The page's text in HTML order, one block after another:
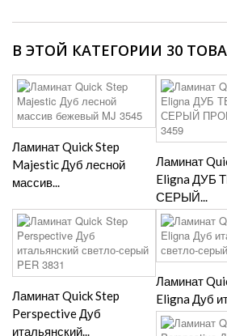
В ЭТОЙ КАТЕГОРИИ 30
Ламинат Quick Step
Majestic Дуб лесной
массив...
Ламинат
Eligna ДУБ
СЕРЫЙ...
Ламинат Quick Step
Perspective Дуб
итальянский...
Ламинат
Eligna Дуб